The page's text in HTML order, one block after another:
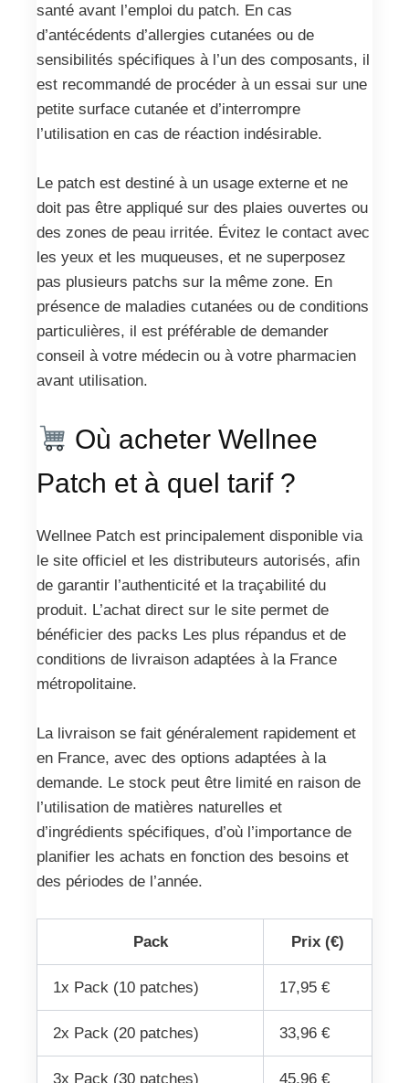
santé avant l’emploi du patch. En cas
d’antécédents d’allergies cutanées ou de
sensibilités spécifiques à l’un des composants, il
est recommandé de procéder à un essai sur une
petite surface cutanée et d’interrompre
l’utilisation en cas de réaction indésirable.
Le patch est destiné à un usage externe et ne
doit pas être appliqué sur des plaies ouvertes ou
des zones de peau irritée. Évitez le contact avec
les yeux et les muqueuses, et ne superposez
pas plusieurs patchs sur la même zone. En
présence de maladies cutanées ou de conditions
particulières, il est préférable de demander
conseil à votre médecin ou à votre pharmacien
avant utilisation.
Où acheter Wellnee
Patch et à quel tarif ?
Wellnee Patch est principalement disponible via
le site officiel et les distributeurs autorisés, afin
de garantir l’authenticité et la traçabilité du
produit. L’achat direct sur le site permet de
bénéficier des packs Les plus répandus et de
conditions de livraison adaptées à la France
métropolitaine.
La livraison se fait généralement rapidement et
en France, avec des options adaptées à la
demande. Le stock peut être limité en raison de
l’utilisation de matières naturelles et
d’ingrédients spécifiques, d’où l’importance de
planifier les achats en fonction des besoins et
des périodes de l’année.
Pack Prix (€)
1x Pack (10 patches) 17,95 €
2x Pack (20 patches) 33,96 €
3x Pack (30 patches) 45,96 €